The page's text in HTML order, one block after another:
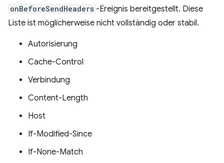
onBeforeSendHeaders -Ereignis bereitgestellt. Diese
Liste ist möglicherweise nicht vollständig oder stabil.
Autorisierung
Cache-Control
Verbindung
Content-Length
Host
If-Modified-Since
If-None-Match